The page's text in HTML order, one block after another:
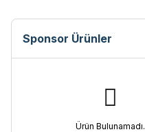
Sponsor Ürünler
Ürün Bulunamadı.